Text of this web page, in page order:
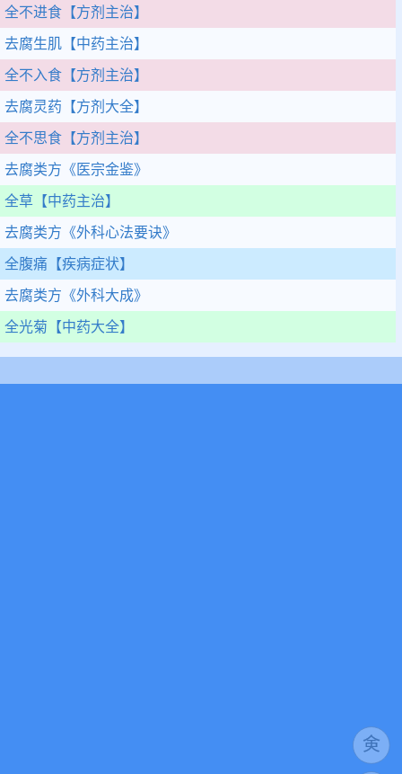
全不进食 【方剂主治】
去腐生肌 【中药主治】
全不入食 【方剂主治】
去腐灵药 【方剂大全】
全不思食 【方剂主治】
去腐类方 《医宗金鉴》
全草 【中药主治】
去腐类方 《外科心法要诀》
全腹痛 【疾病症状】
去腐类方 《外科大成》
全光菊 【中药大全】